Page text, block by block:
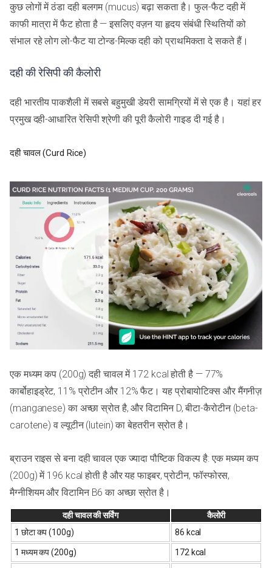
कुछ लोगों में ठंडा दही बलगम (mucus) बढ़ा सकता है। फुल-फैट दही में
काफी मात्रा में फैट होता है — इसलिए वज़न या हृदय संबंधी स्थितियों को
संभाल रहे लोग लो-फैट या टोन्ड-मिल्क दही को प्राथमिकता दे सकते हैं।
दही की रेसिपी की कैलोरी
दही भारतीय पाकशैली में सबसे बहुमुखी डेयरी सामग्रियों में से एक है। यहां हर
प्रमुख दही-आधारित रेसिपी श्रेणी की पूरी कैलोरी गाइड दी गई है।
दही चावल (Curd Rice)
एक मध्यम कप (200g) दही चावल में 172 kcal होती है — 77%
कार्बोहाइड्रेट, 11% प्रोटीन और 12% फैट। यह प्रोबायोटिक्स और मैंगनीज़
(manganese) का अच्छा स्रोत है, और विटामिन D, बीटा-कैरोटीन (beta-
carotene) व ल्यूटीन (lutein) का बेहतरीन स्रोत है।
ब्राउन राइस से बना दही चावल एक ज्यादा पौष्टिक विकल्प है: एक मध्यम कप
(200g) में 196 kcal होती है और यह फाइबर, प्रोटीन, फॉस्फोरस,
मैग्नीशियम और विटामिन B6 का अच्छा स्रोत है।
दही चावल की सर्विंग
कैलोरी
1 छोटा कप (100g)
86 kcal
1 मध्यम कप (200g) 172 kcal